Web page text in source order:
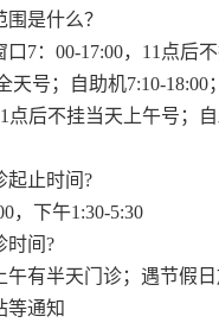
是什么？
7：00-17:00，11点后
天号；自助机7:10-18:00
点后不挂当天上午号；
起止时间?
，下午1:30-5:30
时间?
午有半天门诊；遇节假
等通知